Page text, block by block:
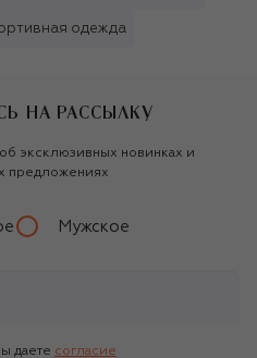
одежда
НА РАССЫЛКУ
эксклюзивных новинках и
предложениях
Мужское
даете согласие